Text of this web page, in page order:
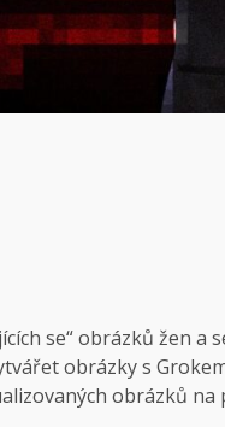
se“ obrázků žen a
obrázky s
obrázků na